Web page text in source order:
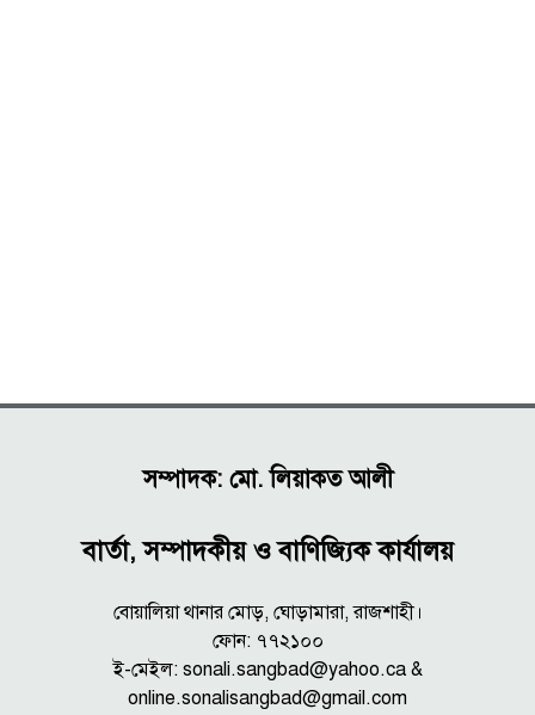
সম্পাদক: মো. লিয়াকত আলী
বার্তা, সম্পাদকীয় ও বাণিজ্যিক কার্যালয়
বোয়ালিয়া থানার মোড়, ঘোড়ামারা, রাজশাহী।
ফোন: ৭৭২১০০
ই-মেইল: sonali.sangbad@yahoo.ca &
online.sonalisangbad@gmail.com